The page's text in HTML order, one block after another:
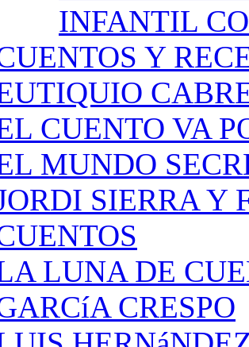
INFANTIL
Y
CUENTO VA
MUNDO
SIERRA Y
LUNA DE
CRESPO